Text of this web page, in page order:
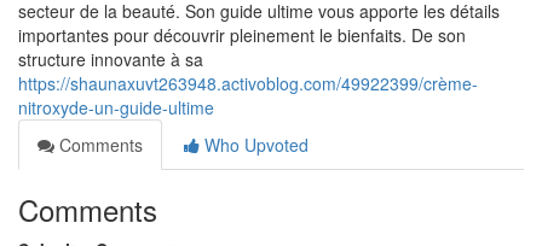
secteur de la beauté. Son guide ultime vous apporte les détails
importantes pour découvrir pleinement le bienfaits. De son
structure innovante à sa
https://shaunaxuvt263948.activoblog.com/49922399/crème-
nitroxyde-un-guide-ultime
Comments
Who Upvoted
Comments